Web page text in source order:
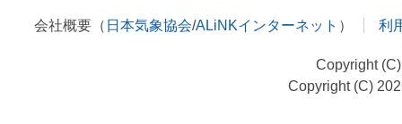
会社概要（ 日本気象協会/ALiNKインターネット ） 利
Copyright
Copyright (C)